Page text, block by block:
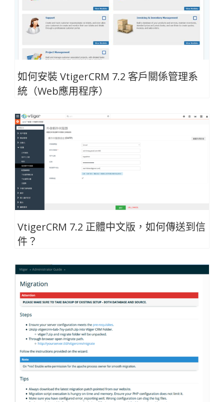
如何安裝 VtigerCRM 7.2 客戶關係管理系
統（Web應用程序）
VtigerCRM 7.2 正體中文版，如何傳送到信
件？